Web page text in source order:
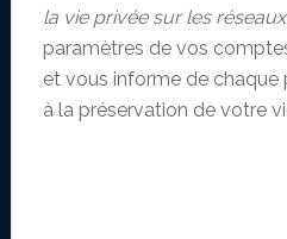
la vie privée sur les
paramètres de vos
et vous informe de
à la préservation de votre